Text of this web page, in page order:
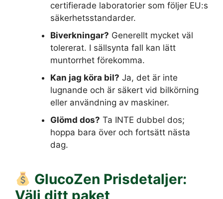
certifierade laboratorier som följer EU:s
säkerhetsstandarder.
Biverkningar? Generellt mycket väl
tolererat. I sällsynta fall kan lätt
muntorrhet förekomma.
Kan jag köra bil? Ja, det är inte
lugnande och är säkert vid bilkörning
eller användning av maskiner.
Glömd dos? Ta INTE dubbel dos;
hoppa bara över och fortsätt nästa
dag.
GlucoZen Prisdetaljer: